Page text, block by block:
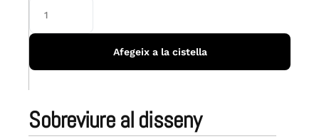
sobreviure al disseny
Afegeix a la cistella